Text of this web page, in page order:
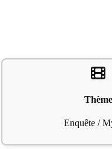
Thème
Enquête /